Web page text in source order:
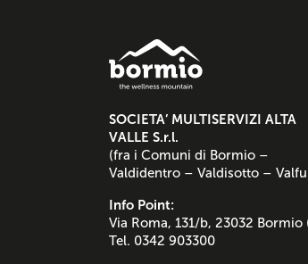
SOCIETA’ MULTISERVIZI ALTA
VALLE S.r.l.
(fra i Comuni di Bormio –
Valdidentro – Valdisotto –
Info Point:
Via Roma, 131/b, 23032 Bormio
Tel. 0342 903300